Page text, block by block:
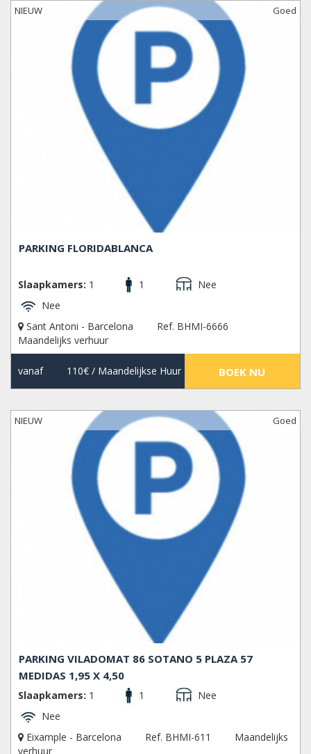
NIEUW Goed
PARKING FLORIDABLANCA
Slaapkamers: 1 1
Nee
Nee
Sant Antoni - Barcelona
Ref. BHMI-6666
Maandelijks verhuur
vanaf 110€/ Maandelijkse Huur BOEK NU
NIEUW Goed
PARKING VILADOMAT 86 SOTANO 5 PLAZA 57
MEDIDAS 1,95 X 4,50
Slaapkamers: 1 1
Nee
Nee
Eixample - Barcelona
Ref. BHMI-611
Maandelijks
verhuur